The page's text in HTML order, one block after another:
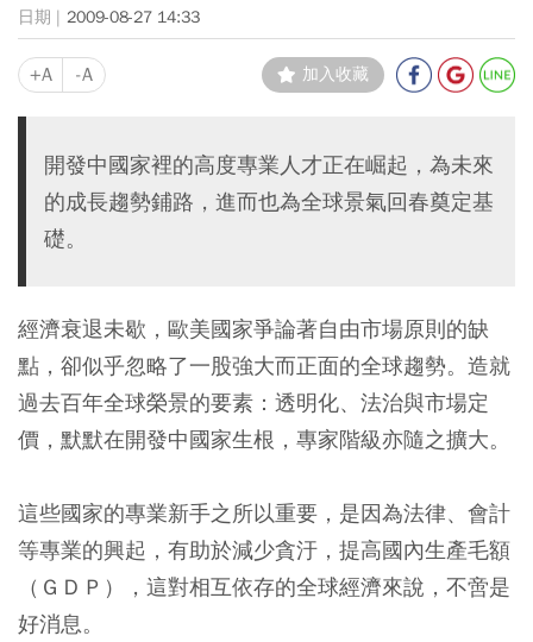
2009-08-27 14:33
+A -A 加入收藏
開發中國家裡的高度專業人才正在崛起，為未來
的成長趨勢鋪路，進而也為全球景氣回春奠定基
礎。
經濟衰退未歇，歐美國家爭論著自由市場原則的缺
點，卻似乎忽略了一股強大而正面的全球趨勢。造就
過去百年全球榮景的要素：透明化、法治與市場定
價，默默在開發中國家生根，專家階級亦隨之擴大。
這些國家的專業新手之所以重要，是因為法律、會計
等專業的興起，有助於減少貪汙，提高國內生產毛額
（ＧＤＰ），這對相互依存的全球經濟來說，不啻是
好消息。